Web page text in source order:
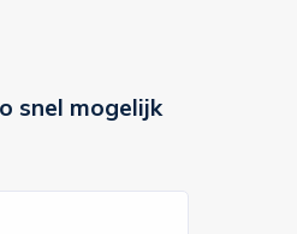
snel mogelijk